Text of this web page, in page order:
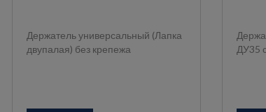
Держатель универсальный (Лапка
двупалая) без крепежа
ДУ35